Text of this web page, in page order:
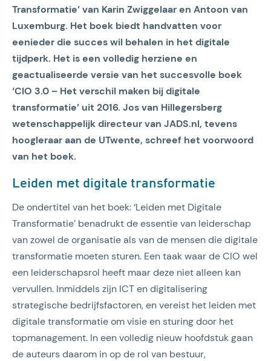
Transformatie’ van Karin Zwiggelaar en Antoon van
Luxemburg. Het boek biedt handvatten voor
eenieder die succes wil behalen in het digitale
tijdperk. Het is een volledig herziene en
geactualiseerde versie van het succesvolle boek
‘CIO 3.0 – Het verschil maken bij digitale
transformatie’ uit 2016. Jos van Hillegersberg
wetenschappelijk directeur van JADS.nl, tevens
hoogleraar aan de UTwente, schreef het voorwoord
van het boek.
Leiden met digitale transformatie
De ondertitel van het boek: ‘Leiden met Digitale
Transformatie’ benadrukt de essentie van leiderschap
van zowel de organisatie als van de mensen die digitale
transformatie moeten sturen. Een taak waar de CIO wel
een leiderschapsrol heeft maar deze niet alleen kan
vervullen. Inmiddels zijn ICT en digitalisering
strategische bedrijfsfactoren, en vereist het leiden met
digitale transformatie om visie en sturing door het
topmanagement. In een volledig nieuw hoofdstuk gaan
de auteurs daarom in op de rol van bestuur,